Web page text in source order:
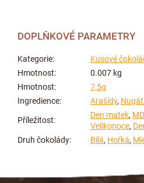
DOPLŇKOVÉ PARAMETRY
Kategorie:
Kusové
Hmotnost:
0.007 kg
Hmotnost:
7,5g
Ingredience: Arašídy, Nugát
Příležitost:
Den matek,
Velikonoce,
Druh čokolády: Bílá, Hořká,
Z